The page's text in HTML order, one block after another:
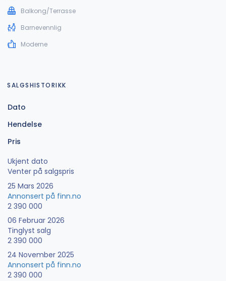
Balkong/Terrasse
Barnevennlig
Moderne
SALGSHISTORIKK
Dato
Hendelse
Pris
Ukjent dato
Venter på salgspris
25 Mars 2026
Annonsert på finn.no
2 390 000
06 Februar 2026
Tinglyst salg
2 390 000
24 November 2025
Annonsert på finn.no
2 390 000